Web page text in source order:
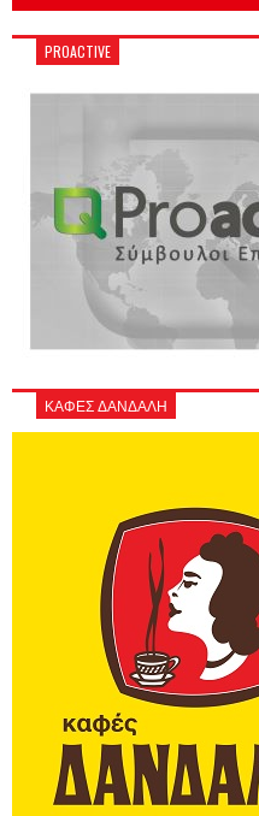
PROACTIVE
ΚΑΦΕΣ ΔΑΝΔΑΛΗ